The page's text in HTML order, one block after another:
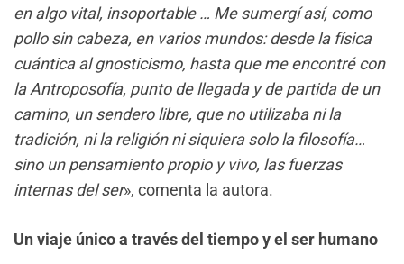
en algo vital, insoportable … Me sumergí así, como
pollo sin cabeza, en varios mundos: desde la física
cuántica al gnosticismo, hasta que me encontré con
la Antroposofía, punto de llegada y de partida de un
camino, un sendero libre, que no utilizaba ni la
tradición, ni la religión ni siquiera solo la filosofía…
sino un pensamiento propio y vivo, las fuerzas
internas del ser», comenta la autora.
Un viaje único a través del tiempo y el ser humano